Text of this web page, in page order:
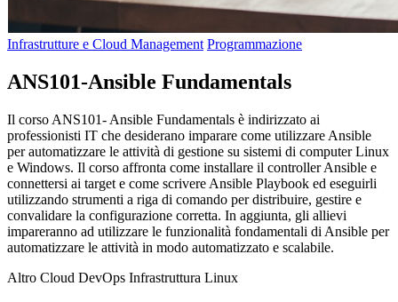
Infrastrutture e Cloud Management Programmazione
ANS101-Ansible Fundamentals
Il corso ANS101- Ansible Fundamentals è indirizzato ai
professionisti IT che desiderano imparare come utilizzare Ansible
per automatizzare le attività di gestione su sistemi di computer Linux
e Windows. Il corso affronta come installare il controller Ansible e
connettersi ai target e come scrivere Ansible Playbook ed eseguirli
utilizzando strumenti a riga di comando per distribuire, gestire e
convalidare la configurazione corretta. In aggiunta, gli allievi
impareranno ad utilizzare le funzionalità fondamentali di Ansible per
automatizzare le attività in modo automatizzato e scalabile.
Altro Cloud DevOps Infrastruttura Linux